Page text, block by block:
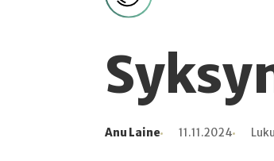
Kirjoittaja
Anu Laine
Julkaistu 11.11.2024
Lukuaika
Lukukertoja